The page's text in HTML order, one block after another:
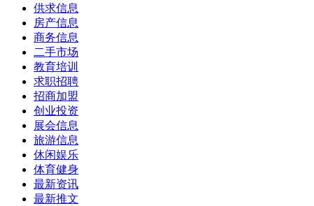
供求信息
房产信息
商务信息
二手市场
教育培训
求职招聘
招商加盟
创业投资
展会信息
旅游信息
休闲娱乐
体育健身
最新资讯
最新推文